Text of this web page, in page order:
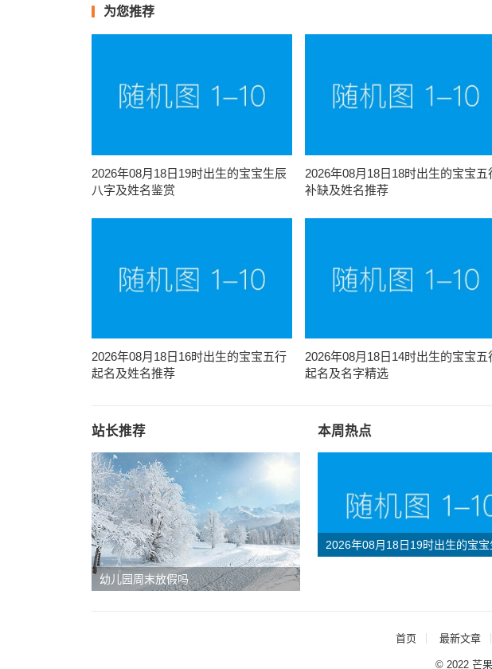
为您推荐
2026年08月18日19时出生的宝宝生辰
八字及姓名鉴赏
2026年08月18日18时出生的宝宝五
补缺及姓名推荐
2026年08月18日16时出生的宝宝五行
起名及姓名推荐
2026年08月18日14时出生的宝宝五
起名及名字精选
站长推荐
幼儿园周末放假吗
本周热点
2026年08月18日19时出生的宝宝
首页 最新文章
© 2022 芒